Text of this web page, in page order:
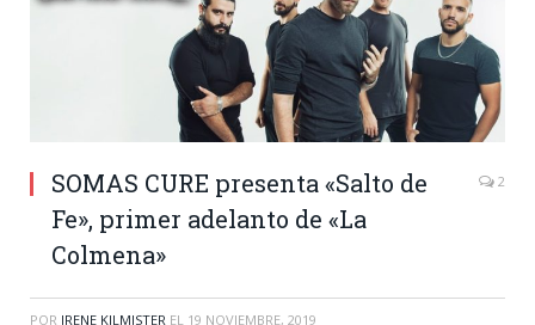
SOMAS CURE presenta «Salto de
Fe», primer adelanto de «La
Colmena»
2
POR IRENE KILMISTER EL 19 NOVIEMBRE, 2019